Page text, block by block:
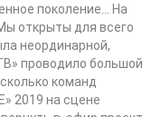
поколение... На
открыты для всего
неординарной,
проводило большой
команд
2019 на сцене